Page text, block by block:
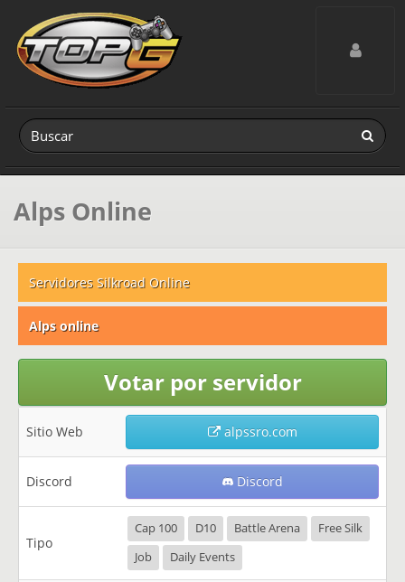
Toggle
Alps Online
Servidores Silkroad Online
Alps online
Votar por servidor
Sitio Web alpssro.com
Discord Discord
Tipo
Cap 100 D10 Battle Arena
Free Silk
Job
Daily Events